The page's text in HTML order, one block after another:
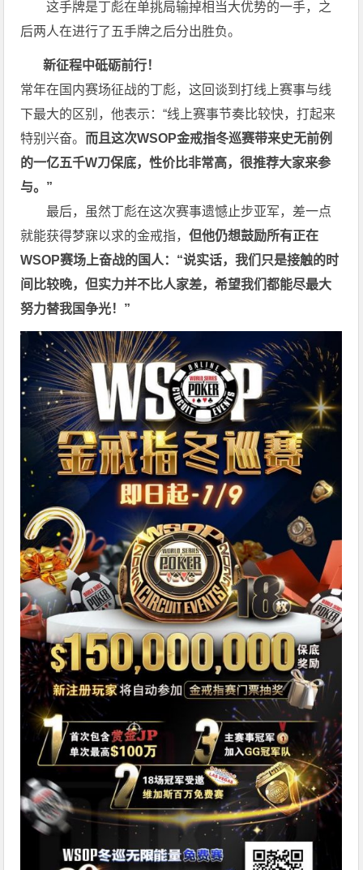
这手牌是丁彪在单挑局输掉相当大优势的一手，之
后两人在进行了五手牌之后分出胜负。
新征程中砥砺前行！
常年在国内赛场征战的丁彪，这回谈到打线上赛事与线
下最大的区别，他表示：“线上赛事节奏比较快，打起来
特别兴奋。 而且这次WSOP金戒指冬巡赛带来史无前例
的一亿五千W刀保底，性价比非常高，很推荐大家来参
与。”
最后，虽然丁彪在这次赛事遗憾止步亚军，差一点
就能获得梦寐以求的金戒指，但他仍想鼓励所有正在
WSOP赛场上奋战的国人：“说实话，我们只是接触的时
间比较晚，但实力并不比人家差，希望我们都能尽最大
努力替我国争光！”